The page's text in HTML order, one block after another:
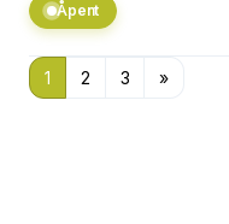
Åpent
1 2 3 »